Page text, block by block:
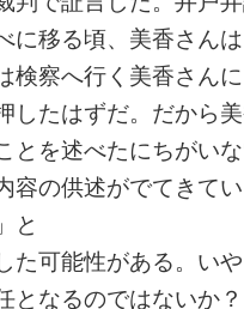
に移る頃、美香さん
検察へ行く美香さん
したはずだ。だから
とを述べたにちがい
容の供述がでてきて
と
た可能性がある。い
となるのではないか